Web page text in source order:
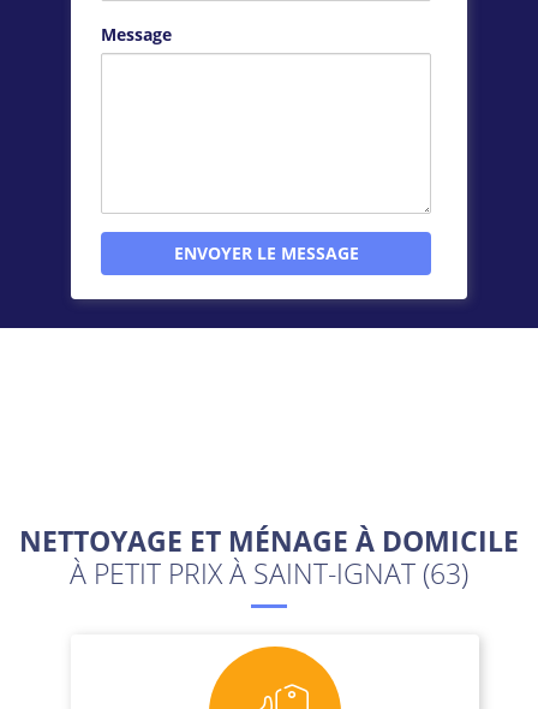
Message
NETTOYAGE ET MÉNAGE À DOMICILE
À PETIT PRIX À SAINT-IGNAT (63)